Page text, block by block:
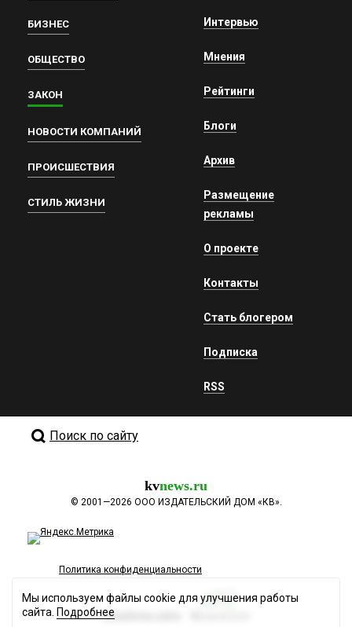
БИЗНЕС
ОБЩЕСТВО
ЗАКОН
НОВОСТИ КОМПАНИЙ
ПРОИСШЕСТВИЯ
СТИЛЬ ЖИЗНИ
Интервью
Мнения
Рейтинги
Блоги
Архив
Размещение
рекламы
О проекте
Контакты
Стать блогером
Подписка
RSS
Поиск по сайту
kvnews.ru
© 2001—2026 ООО ИЗДАТЕЛЬСКИЙ ДОМ «КВ».
Политика конфиденциальности
Разработка сайта
Мы используем файлы cookie для улучшения работы
сайта. Подробнее